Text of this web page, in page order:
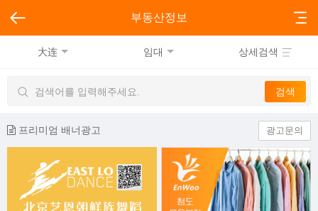
부동산정보
大连 임대 상세검색
프리미엄 배너광고 광고문의